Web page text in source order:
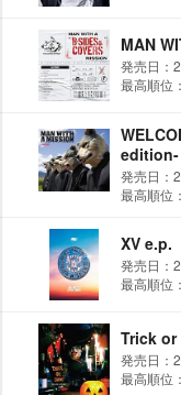
MAN
発売日：
最高順位
edition-
発売日：
最高順位
XV e.p.
発売日：
最高順位
Trick or
発売日：
最高順位